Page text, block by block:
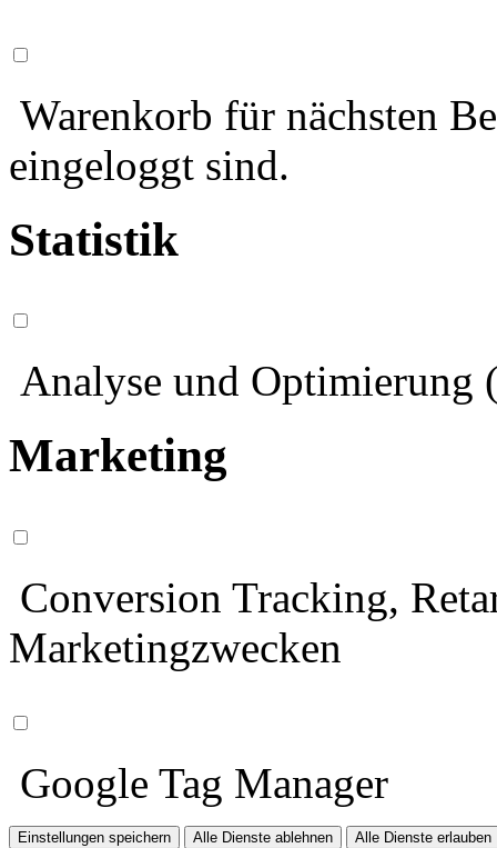
Warenkorb für nächsten
eingeloggt sind.
Statistik
Analyse und Optimierung
Marketing
Conversion Tracking,
Marketingzwecken
Google Tag Manager
Einstellungen speichern Alle Dienste ablehnen Alle Dienste erlauben